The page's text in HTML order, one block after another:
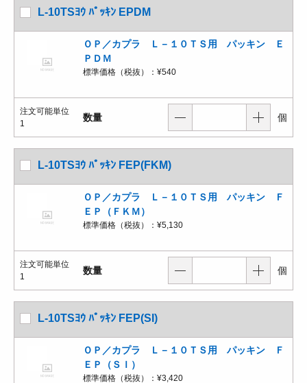
L-10TSﾖｳ ﾊﾟｯｷﾝ EPDM
ＯＰ／カプラ Ｌ－１０ＴＳ用 パッキン Ｅ
ＰＤＭ
標準価格（税抜）： ¥540
注文可能単位
1
数量 個
L-10TSﾖｳ ﾊﾟｯｷﾝ FEP(FKM)
ＯＰ／カプラ Ｌ－１０ＴＳ用 パッキン Ｆ
ＥＰ（ＦＫＭ）
標準価格（税抜）： ¥5,130
注文可能単位
1
数量 個
L-10TSﾖｳ ﾊﾟｯｷﾝ FEP(SI)
ＯＰ／カプラ Ｌ－１０ＴＳ用 パッキン Ｆ
ＥＰ（ＳＩ）
標準価格（税抜）： ¥3,420